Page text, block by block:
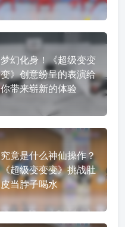
梦幻化身！《超级变变
变》创意纷呈的表演给
你带来崭新的体验
究竟是什么神仙操作？
《超级变变变》挑战肚
皮当脖子喝水